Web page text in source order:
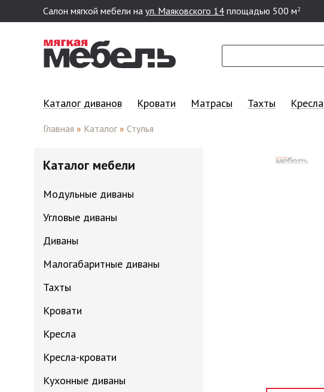
Перейти к основному содержанию
Салон мягкой мебели на ул. Маяковского 14 площадью 500 м2
Каталог диванов Кровати Матрасы Тахты Кресла
Главная » Каталог » Стулья
Каталог мебели
Модульные диваны
Угловые диваны
Диваны
Малогабаритные диваны
Тахты
Кровати
Кресла
Кресла-кровати
Кухонные диваны